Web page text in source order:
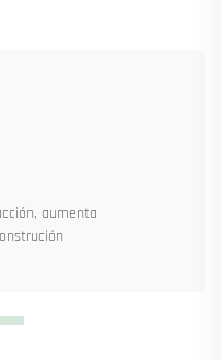
aumenta